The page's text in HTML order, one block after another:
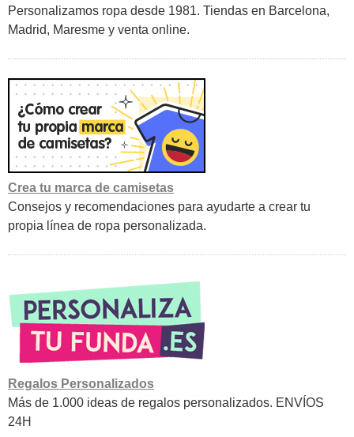
Personalizamos ropa desde 1981. Tiendas en Barcelona,
Madrid, Maresme y venta online.
Crea tu marca de camisetas
Consejos y recomendaciones para ayudarte a crear tu
propia línea de ropa personalizada.
Regalos Personalizados
Más de 1.000 ideas de regalos personalizados. ENVÍOS
24H